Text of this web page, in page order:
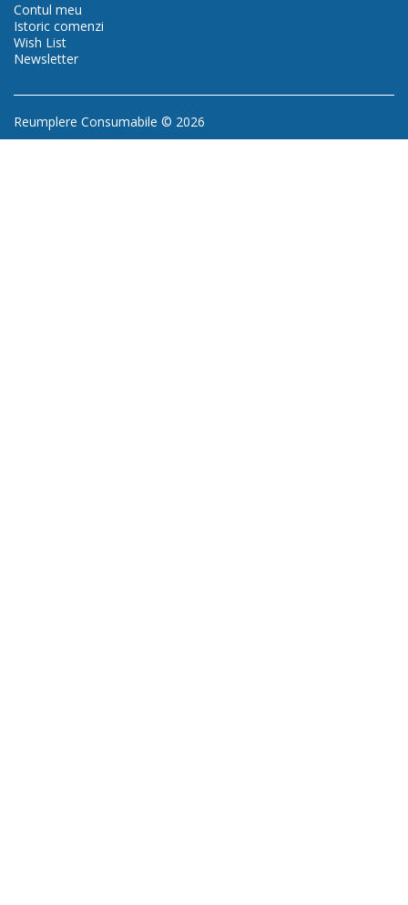
Contul meu
Istoric comenzi
Wish List
Newsletter
Reumplere Consumabile © 2026